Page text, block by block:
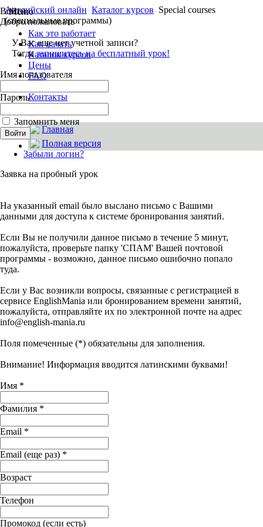
Меню
Как это работает
Как начать
Каталок курсов
Цены
FAQ
Контакты
Главная
Полная версия
Войти
Добро пожаловать
У Вас еще нет учетной записи?
Тогдазапишитесь на бесплатный урок!
Имя пользователя
Пароль
Запомнить меня
Забыли логин?
Заявка на пробный урок
На указанный email было выслано письмо с Вашими
данными для доступа к системе бронирования занятий.
Если Вы не получили данное письмо в течение 5 минут,
пожалуйста, проверьте папку 'СПАМ' Вашей почтовой
программы - возможно, данное письмо ошибочно попало
туда.
Если у Вас возникли вопросы, связанные с регистрацией в
сервисе EnglishMania или бронированием времени занятий,
пожалуйста, отправляйте их по электронной почте на адрес
info@english-mania.ru
Поля помеченные (*) обязательны для заполнения.
Внимание! Информация вводится латинскими буквами!
Имя *
Фамилия *
Email *
Email (еще раз) *
Возраст
Телефон
Промокод (если есть)
Английский онлайн Каталог курсов Special courses
(специальные программы)